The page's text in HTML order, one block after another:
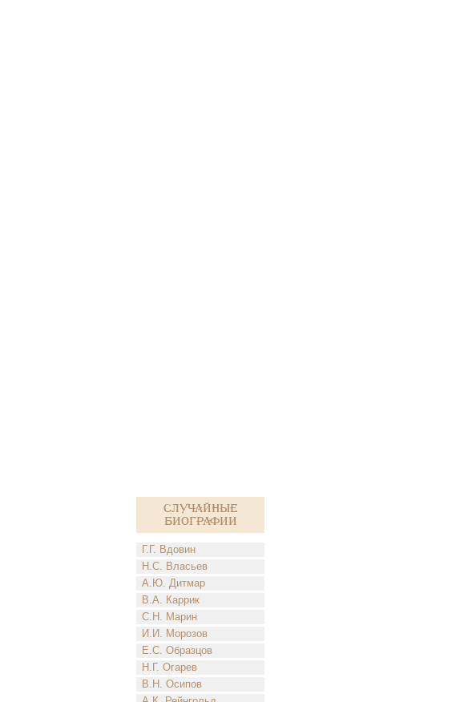
Случайные
биографии
Г.Г. Вдовин
Н.С. Власьев
А.Ю. Дитмар
В.А. Каррик
С.Н. Марин
И.И. Морозов
Е.С. Образцов
Н.Г. Огарев
В.Н. Осипов